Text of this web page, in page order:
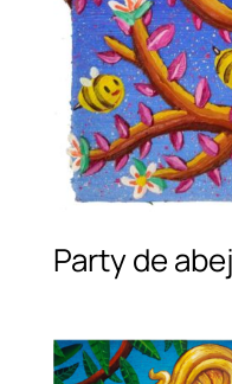
Party de